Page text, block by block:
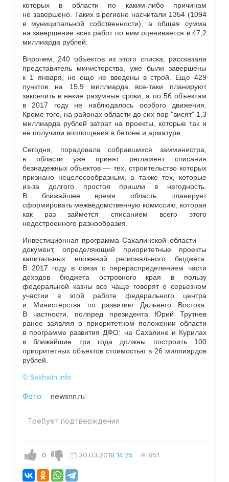
которых в области по каким-либо причинам
не завершено. Таких в регионе насчитали 1354 (1094
в муниципальной собственности), а общая сумма
на завершение всех работ по ним оценивается в 47,2
миллиарда рублей.
Впрочем, 240 объектов из этого списка, рассказала
представитель министерства, уже были завершены
к 1 января, но еще не введены в строй. Еще 429
пунктов на 15,9 миллиарда все-таки планируют
закончить в некие разумные сроки, а по 56 объектам
в 2017 году не наблюдалось особого движения.
Кроме того, на районах области до сих пор "висят" 1,3
миллиарда рублей затрат на проекты, которые так и
не получили воплощения в бетоне и арматуре.
Сегодня, порадовала собравшихся замминистра,
в области уже принят регламент списания
безнадежных объектов — тех, строительство которых
признано нецелесообразным, а также тех, которые
из-за долгого простоя пришли в негодность.
В ближайшее время область планирует
сформировать межведомственную комиссию, которая
как раз займется списанием всего этого
недостроенного разнообразия.
Инвестиционная программа Сахалинской области —
документ, определяющий приоритетные проекты
капитальных вложений регионального бюджета.
В 2017 году в связи с перераспределением части
доходов бюджета островного края в пользу
федеральной казны все чаще говорят о серьезном
участии в этой работе федерального центра
и Министерства по развитию Дальнего Востока.
В частности, полпред президента Юрий Трутнев
ранее заявлял о приоритетном положении области
в программе развития ДФО: на Сахалине и Курилах
в ближайшие три года должны построить 100
приоритетных объектов стоимостью в 26 миллиардов
рублей.
© Sakhalin.info
Фото: newsnn.ru
Требует подтверждения
0 30.03.2018 14:25 951